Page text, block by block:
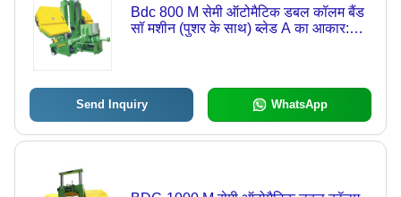
Bdc 800 M सेमी ऑटोमैटिक डबल कॉलम बैंड
सॉ मशीन (पुशर के साथ) ब्लेड A का आकार:
Send Inquiry WhatsApp